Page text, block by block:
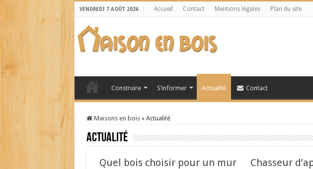
VENDREDI 7 AOÛT 2026 Accueil Contact Mentions légales Plan du site
Construire S’informer Actualité Contact
Maisons en bois » Actualité
Actualité
Quel bois choisir pour un mur
Chasseur